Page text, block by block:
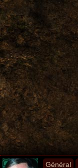
Général